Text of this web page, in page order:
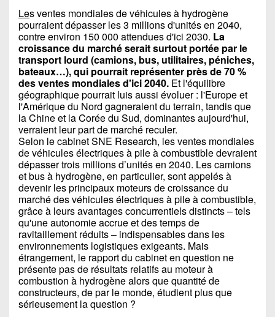
Les ventes mondiales de véhicules à hydrogène
pourraient dépasser les 3 millions d'unités en 2040,
contre environ 150 000 attendues d'ici 2030. La
croissance du marché serait surtout portée par le
transport lourd (camions, bus, utilitaires, péniches,
bateaux…), qui pourrait représenter près de 70 %
des ventes mondiales d'ici 2040. Et l'équilibre
géographique pourrait luis aussi évoluer : l'Europe et
l'Amérique du Nord gagneraient du terrain, tandis que
la Chine et la Corée du Sud, dominantes aujourd'hui,
verraient leur part de marché reculer.
Selon le cabinet SNE Research, les ventes mondiales
de véhicules électriques à pile à combustible devraient
dépasser trois millions d’unités en 2040. Les camions
et bus à hydrogène, en particulier, sont appelés à
devenir les principaux moteurs de croissance du
marché des véhicules électriques à pile à combustible,
grâce à leurs avantages concurrentiels distincts – tels
qu'une autonomie accrue et des temps de
ravitaillement réduits – indispensables dans les
environnements logistiques exigeants. Mais
étrangement, le rapport du cabinet en question ne
présente pas de résultats relatifs au moteur à
combustion à hydrogène alors que quantité de
constructeurs, de par le monde, étudient plus que
sérieusement la question ?